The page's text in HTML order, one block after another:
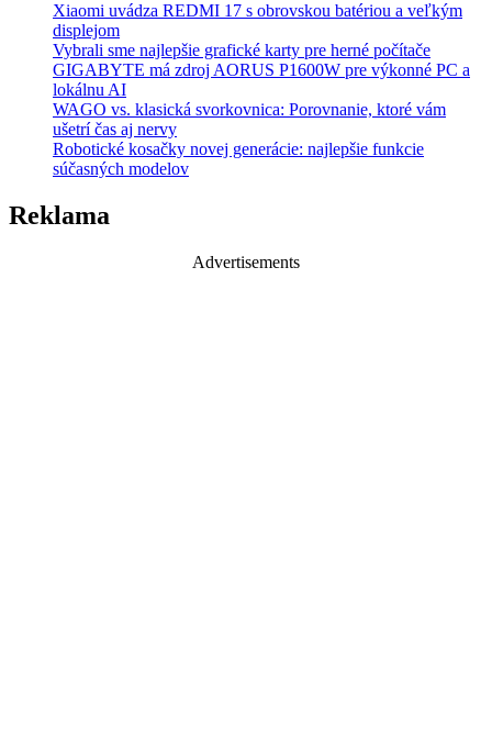
Xiaomi uvádza REDMI 17 s obrovskou batériou a veľkým
displejom
Vybrali sme najlepšie grafické karty pre herné počítače
GIGABYTE má zdroj AORUS P1600W pre výkonné PC a
lokálnu AI
WAGO vs. klasická svorkovnica: Porovnanie, ktoré vám
ušetrí čas aj nervy
Robotické kosačky novej generácie: najlepšie funkcie
súčasných modelov
Reklama
Advertisements